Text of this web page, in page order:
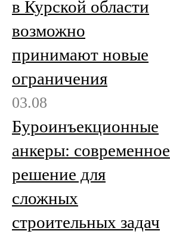
в Курской области
возможно
принимают новые
ограничения
03.08
Буроинъекционные
анкеры: современное
решение для
сложных
строительных задач